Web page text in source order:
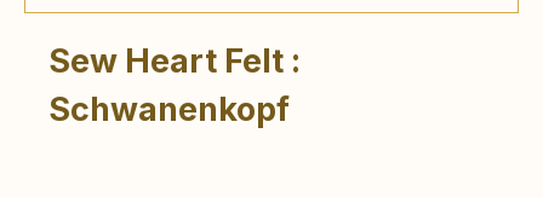
Sew Heart Felt :
Schwanenkopf